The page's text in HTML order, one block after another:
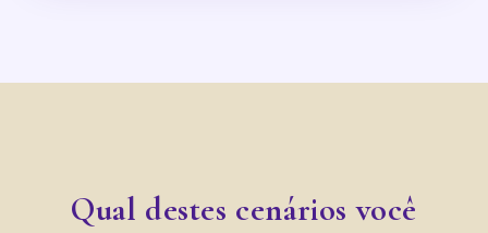
Qual destes cenários você